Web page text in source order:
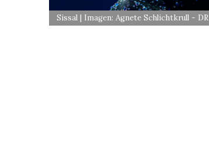
Sissal | Imagen: Agnete Schlichtkrull - DR